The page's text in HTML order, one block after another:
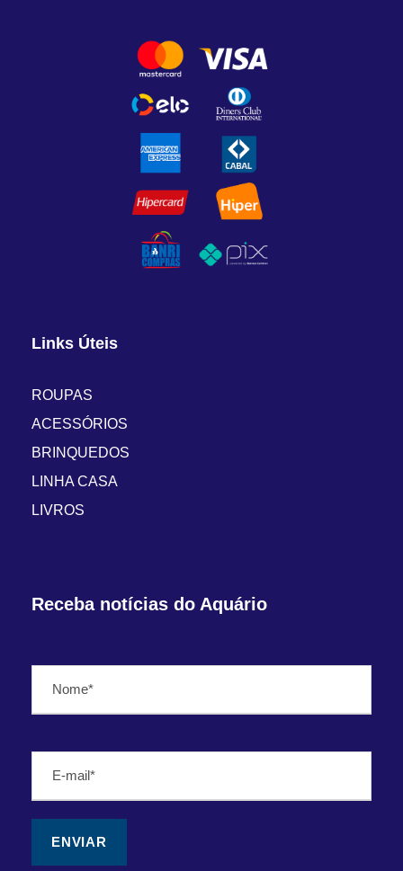
Links Úteis
ROUPAS
ACESSÓRIOS
BRINQUEDOS
LINHA CASA
LIVROS
Receba notícias do Aquário